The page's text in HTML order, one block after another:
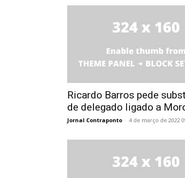
Ricardo Barros pede
de delegado ligado a
Jornal Contraponto - 4 de março de 2022